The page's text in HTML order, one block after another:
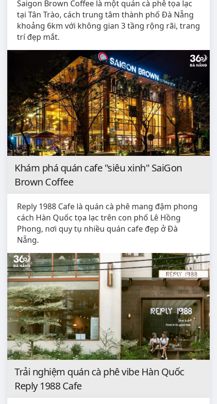
Saigon Brown Coffee là một quán cà phê tọa lạc
tại Tân Trào, cách trung tâm thành phố Đà Nẵng
khoảng 6km với không gian 3 tầng rộng rãi, trang
trí đẹp mắt.
Khám phá quán cafe "siêu xinh" SaiGon
Brown Coffee
Reply 1988 Cafe là quán cà phê mang đậm phong
cách Hàn Quốc tọa lạc trên con phố Lê Hồng
Phong, nơi quy tụ nhiều quán cafe đẹp ở Đà
Nẵng.
Trải nghiệm quán cà phê vibe Hàn Quốc
Reply 1988 Cafe